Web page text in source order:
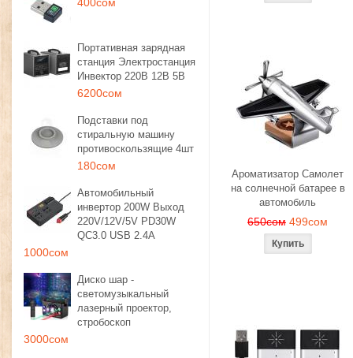
Портативная зарядная
станция Электростанция
Инвектор 220В 12В 5В
6200сом
Подставки под
стиральную машину
противоскользящие 4шт
180сом
Автомобильный
инвертор 200W Выход
220V/12V/5V PD30W
QC3.0 USB 2.4A
1000сом
Диско шар -
светомузыкальный
лазерный проектор,
стробоскоп
3000сом
Ароматизатор Самолет
на солнечной батарее в
автомобиль
650сом 499сом